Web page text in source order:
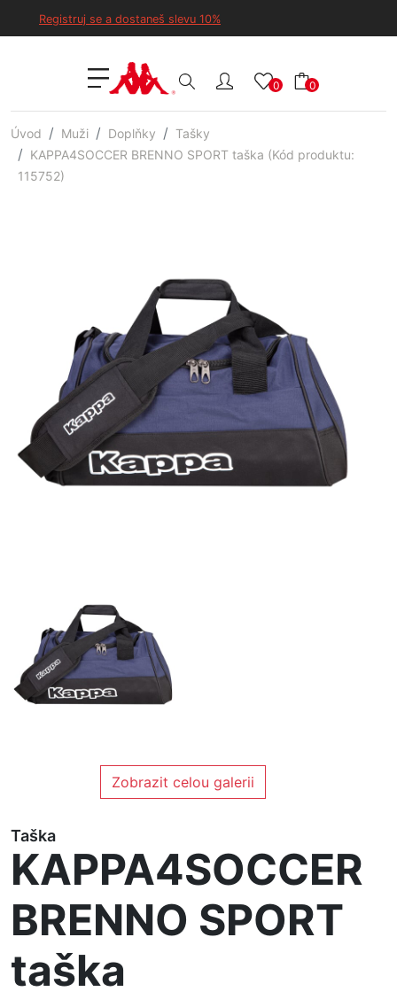
Registruj se a dostaneš slevu 10%
0 0
Úvod Muži Doplňky
Tašky
KAPPA4SOCCER BRENNO SPORT taška (Kód produktu:
115752)
Zobrazit celou galerii
Taška
KAPPA4SOCCER
BRENNO SPORT
taška